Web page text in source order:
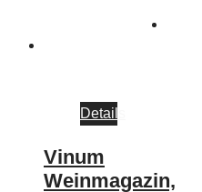
Details
Vinum
Weinmagazin,